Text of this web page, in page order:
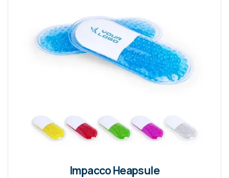
Impacco Heapsule